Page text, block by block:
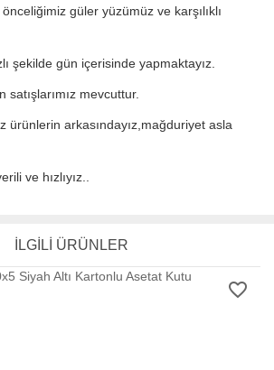
güler yüzümüz ve karşılıklı
şekilde gün içerisinde yapmaktayız.
mevcuttur.
ürünlerin arkasındayız,mağduriyet asla
ve hızlıyız..
İLGİLİ ÜRÜNLER
favorite_border